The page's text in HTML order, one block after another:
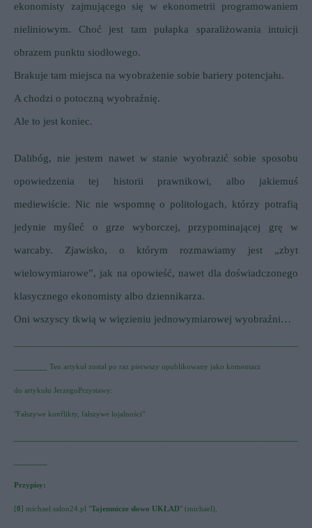
ekonomisty zajmującego się w ekonometrii programowaniem
nieliniowym. Choć jest tam pułapka sparaliżowania intuicji
obrazem punktu siodłowego.
Brakuje tam miejsca na wyobrażenie sobie bariery potencjału.
A chodzi o potoczną wyobraźnię.
Ale to jest koniec.
Dalibóg, nie jestem nawet w stanie wyobrazić sobie sposobu
opowiedzenia tej historii prawnikowi, albo jakiemuś
mediewiście. Nic nie wspomnę o politologach, którzy potrafią
jedynie myśleć o grze wyborczej, przypominającej grę w
warcaby. Zjawisko, o którym rozmawiamy jest „zbyt
wielowymiarowe”, jak na opowieść, nawet dla doświadczonego
klasycznego ekonomisty albo dziennikarza.
Oni wszyscy tkwią w więzieniu jednowymiarowej wyobraźni…
Ten artykuł został po raz pierwszy opublikowany jako komentarz
do artykułu JerzegoPrzystawy:
"Fałszywe konflikty, fałszywe lojalności"
Przypisy:
[0] michael.salon24.pl "Tajemnicze słowo UKŁAD" (michael)